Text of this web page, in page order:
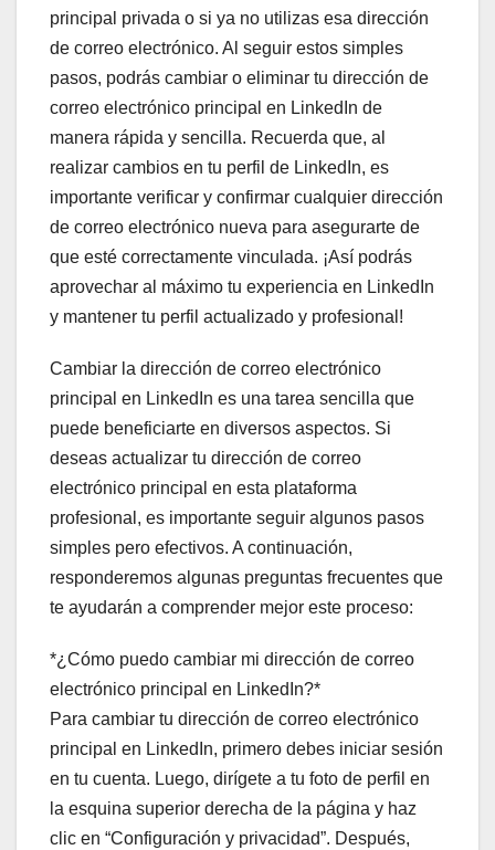
principal privada o si ya no utilizas esa dirección
de correo electrónico. Al seguir estos simples
pasos, podrás cambiar o eliminar tu dirección de
correo electrónico principal en LinkedIn de
manera rápida y sencilla. Recuerda que, al
realizar cambios en tu perfil de LinkedIn, es
importante verificar y confirmar cualquier dirección
de correo electrónico nueva para asegurarte de
que esté correctamente vinculada. ¡Así podrás
aprovechar al máximo tu experiencia en LinkedIn
y mantener tu perfil actualizado y profesional!
Cambiar la dirección de correo electrónico
principal en LinkedIn es una tarea sencilla que
puede beneficiarte en diversos aspectos. Si
deseas actualizar tu dirección de correo
electrónico principal en esta plataforma
profesional, es importante seguir algunos pasos
simples pero efectivos. A continuación,
responderemos algunas preguntas frecuentes que
te ayudarán a comprender mejor este proceso:
*¿Cómo puedo cambiar mi dirección de correo
electrónico principal en LinkedIn?*
Para cambiar tu dirección de correo electrónico
principal en LinkedIn, primero debes iniciar sesión
en tu cuenta. Luego, dirígete a tu foto de perfil en
la esquina superior derecha de la página y haz
clic en “Configuración y privacidad”. Después,